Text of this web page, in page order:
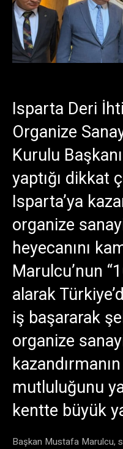
Isparta Deri
Organize
Kurulu
yaptığı dikkat
Isparta’ya
organize
heyecanını
Marulcu’nun
alarak
iş başararak
organize
mutluluğunu
kentte büyük
Başkan Mustafa Marulcu,